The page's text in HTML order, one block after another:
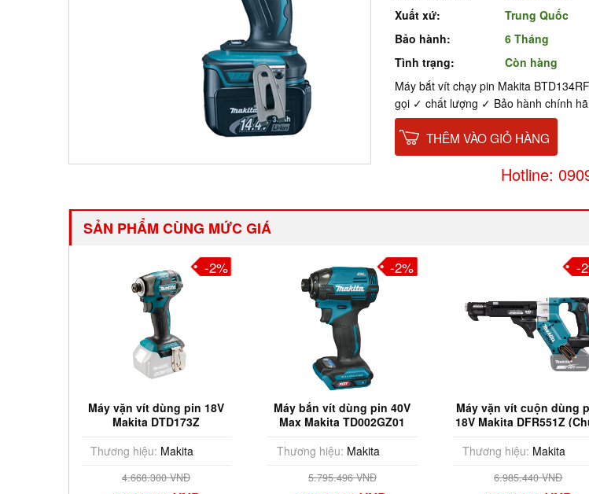
Xuất xứ:
Trung Quốc
Bảo hành:
6 Tháng
Tình trạng:
Còn hàng
Máy bắt vít chạy pin Makita
gọi ✓ chất lượng ✓ Bảo hành chính
THÊM VÀO GIỎ HÀNG
Hotline:
SẢN PHẨM CÙNG MỨC GIÁ
vít dùng pin 18V
Máy bắn vít dùng pin 40V
Max Makita TD002GZ01
Thương hiệu:
5.795.496 VNĐ
Máy vặn vít cuộn dùng pin
18V Makita DFR551Z (Chưa
Thương hiệu:
6.985.440 VNĐ
Máy vặn vít
18V Makita
Thương hiệu: